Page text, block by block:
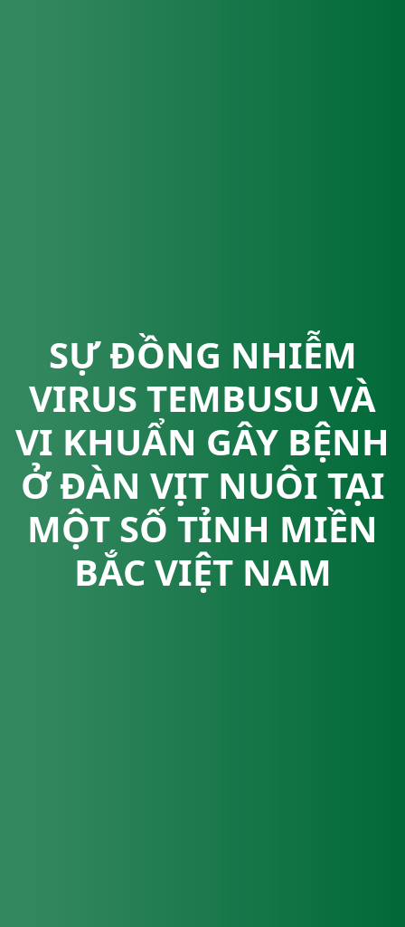
SỰ ĐỒNG NHIỄM
VIRUS TEMBUSU VÀ
VI KHUẨN GÂY BỆNH
Ở ĐÀN VỊT NUÔI TẠI
MỘT SỐ TỈNH MIỀN
BẮC VIỆT NAM